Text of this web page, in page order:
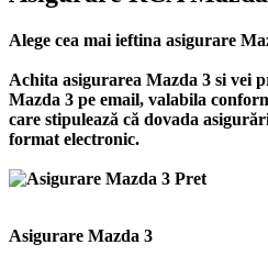
Alege cea mai ieftina asigurare
Achita asigurarea Mazda 3 si vei
Mazda 3 pe email, valabila
care stipulează că dovada
format electronic.
Asigurare Mazda 3